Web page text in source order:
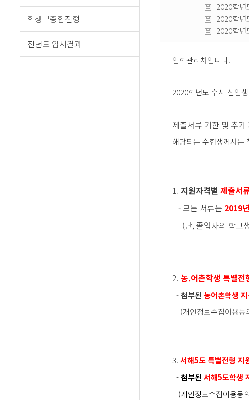
학생부종합전형
전년도 입시결과
2020학
2020학
2020학
입학관리처입니다.
2020학년도 수시 신입
제출서류 기한 및 추
해당되는 수험생께서는
1. 지원자격별제출서
- 모든 서류는 2019
(단, 졸업자의 학교
2. 농.어촌학생 특별전
-첨부된농어촌학생
(개인정보수집이용동
3.서해5도 특별전형 지
-첨부된서해5도학생
(개인정보수집이용동